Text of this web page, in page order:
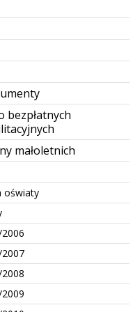
bezpłatnych
małoletnich
oświaty